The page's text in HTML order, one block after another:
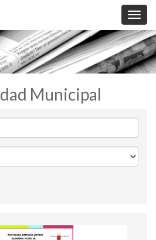
Municipal